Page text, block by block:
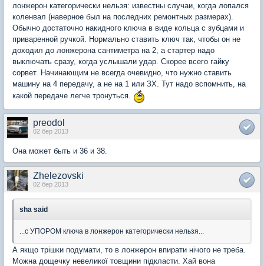
лонжерон категорически нельзя: известны случаи, когда лопался
коленвал (наверное был на последних ремонтных размерах).
Обычно достаточно накидного ключа в виде кольца с зубцами и
приваренной ручкой. Нормально ставить ключ так, чтобы он не
доходил до лонжерона сантиметра на 2, а стартер надо
выключать сразу, когда услышали удар. Скорее всего гайку
сорвет. Начинающим не всегда очевидно, что нужно ставить
машину на 4 передачу, а не на 1 или ЗХ. Тут надо вспомнить, на
какой передаче легче тронуться.
preodol
02 бер 2013
Она может быть и 36 и 38.
Zhelezovski
02 бер 2013
sha said
...с УПОРОМ ключа в лонжерон категорически нельзя...
А якщо трішки подумати, то в лонжерон впирати нічого не треба.
Можна дощечку невеликої товщини підкласти. Хай вона